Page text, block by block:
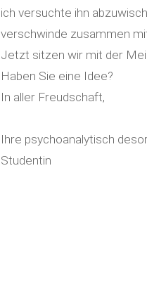
ich versuchte ihn
verschwinde zusammen
Jetzt sitzen wir mit der
Haben Sie eine Idee?
In aller Freudschaft,
Ihre psychoanalytisch
Studentin